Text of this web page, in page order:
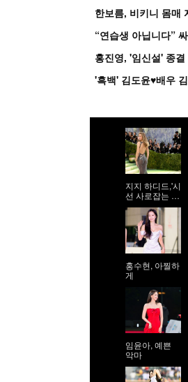
한보름, 비키니 몸매
홍진영, '임신설' 종
지지 하디드,'시
선 사로잡는 9
등신 시스루 자
홍수현, 아찔하
게
임윤아, 예쁜
악마